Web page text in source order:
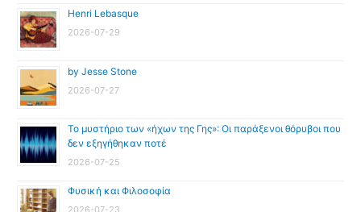
Henri Lebasque
2026-07-29
by Jesse Stone
2026-07-27
Το μυστήριο των «ήχων της Γης»: Οι παράξενοι θόρυβοι που
δεν εξηγήθηκαν ποτέ
2026-07-25
Φυσική και Φιλοσοφία